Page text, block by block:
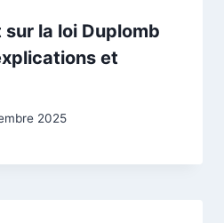
la loi Duplomb
et
2025